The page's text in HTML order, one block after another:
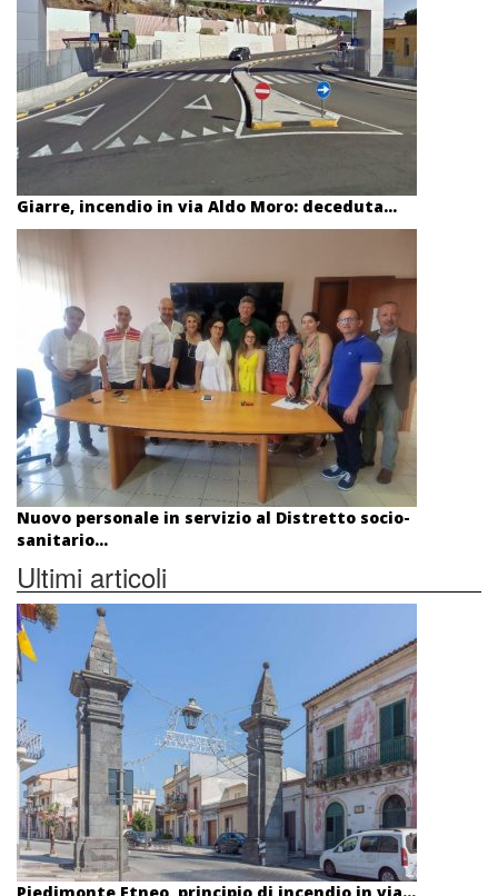
Giarre, incendio in via Aldo Moro: deceduta...
Nuovo personale in servizio al Distretto socio-
sanitario...
Ultimi articoli